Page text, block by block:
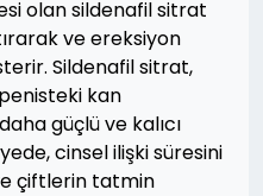
olan sildenafil sitrat
ve ereksiyon
Sildenafil sitrat,
kan
güçlü ve kalıcı
cinsel ilişki süresini
çiftlerin tatmin